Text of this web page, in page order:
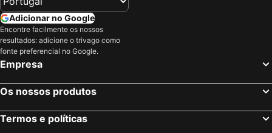
Adicionar no Google
Encontre facilmente os nossos
resultados: adicione o trivago como
fonte preferencial no Google.
Empresa
Os nossos produtos
Termos e políticas